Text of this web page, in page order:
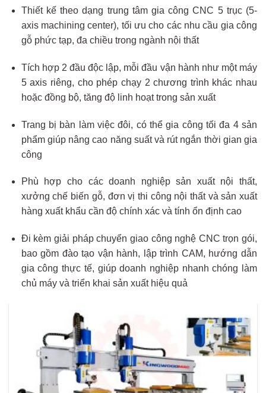
Thiết kế theo dạng trung tâm gia công CNC 5 trục (5-
axis machining center), tối ưu cho các nhu cầu gia công
gỗ phức tạp, đa chiều trong ngành nội thất
Tích hợp 2 đầu độc lập, mỗi đầu vận hành như một máy
5 axis riêng, cho phép chạy 2 chương trình khác nhau
hoặc đồng bộ, tăng độ linh hoạt trong sản xuất
Trang bị bàn làm việc đôi, có thể gia công tối đa 4 sản
phẩm giúp nâng cao năng suất và rút ngắn thời gian gia
công
Phù hợp cho các doanh nghiệp sản xuất nội thất,
xưởng chế biến gỗ, đơn vị thi công nội thất và sản xuất
hàng xuất khẩu cần độ chính xác và tính ổn định cao
Đi kèm giải pháp chuyển giao công nghệ CNC trọn gói,
bao gồm đào tạo vận hành, lập trình CAM, hướng dẫn
gia công thực tế, giúp doanh nghiệp nhanh chóng làm
chủ máy và triển khai sản xuất hiệu quả